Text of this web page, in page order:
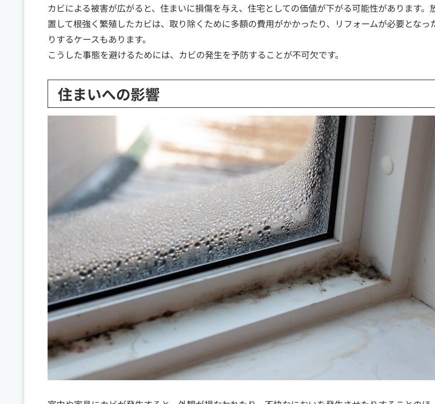
カビによる被害が広がると、住まいに損傷を与え、住宅としての価値が下がる可能性があります。
置して根強く繁殖したカビは、取り除くために多額の費用がかかったり、リフォームが必要となっ
りするケースもあります。
こうした事態を避けるためには、カビの発生を予防することが不可欠です。
住まいへの影響